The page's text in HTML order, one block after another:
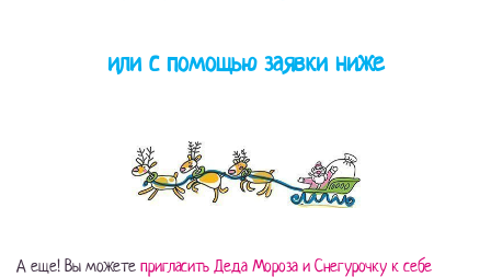
или с помощью заявки ниже
А еще! Вы можете пригласить Деда Мороза и Снегурочку к себе